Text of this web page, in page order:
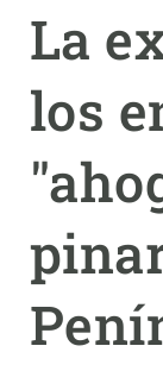
La
los
INVESTIGACIÓN
CIENCIA EN
NOTICIAS Y